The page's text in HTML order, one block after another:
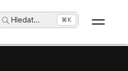
Hledat... ⌘K